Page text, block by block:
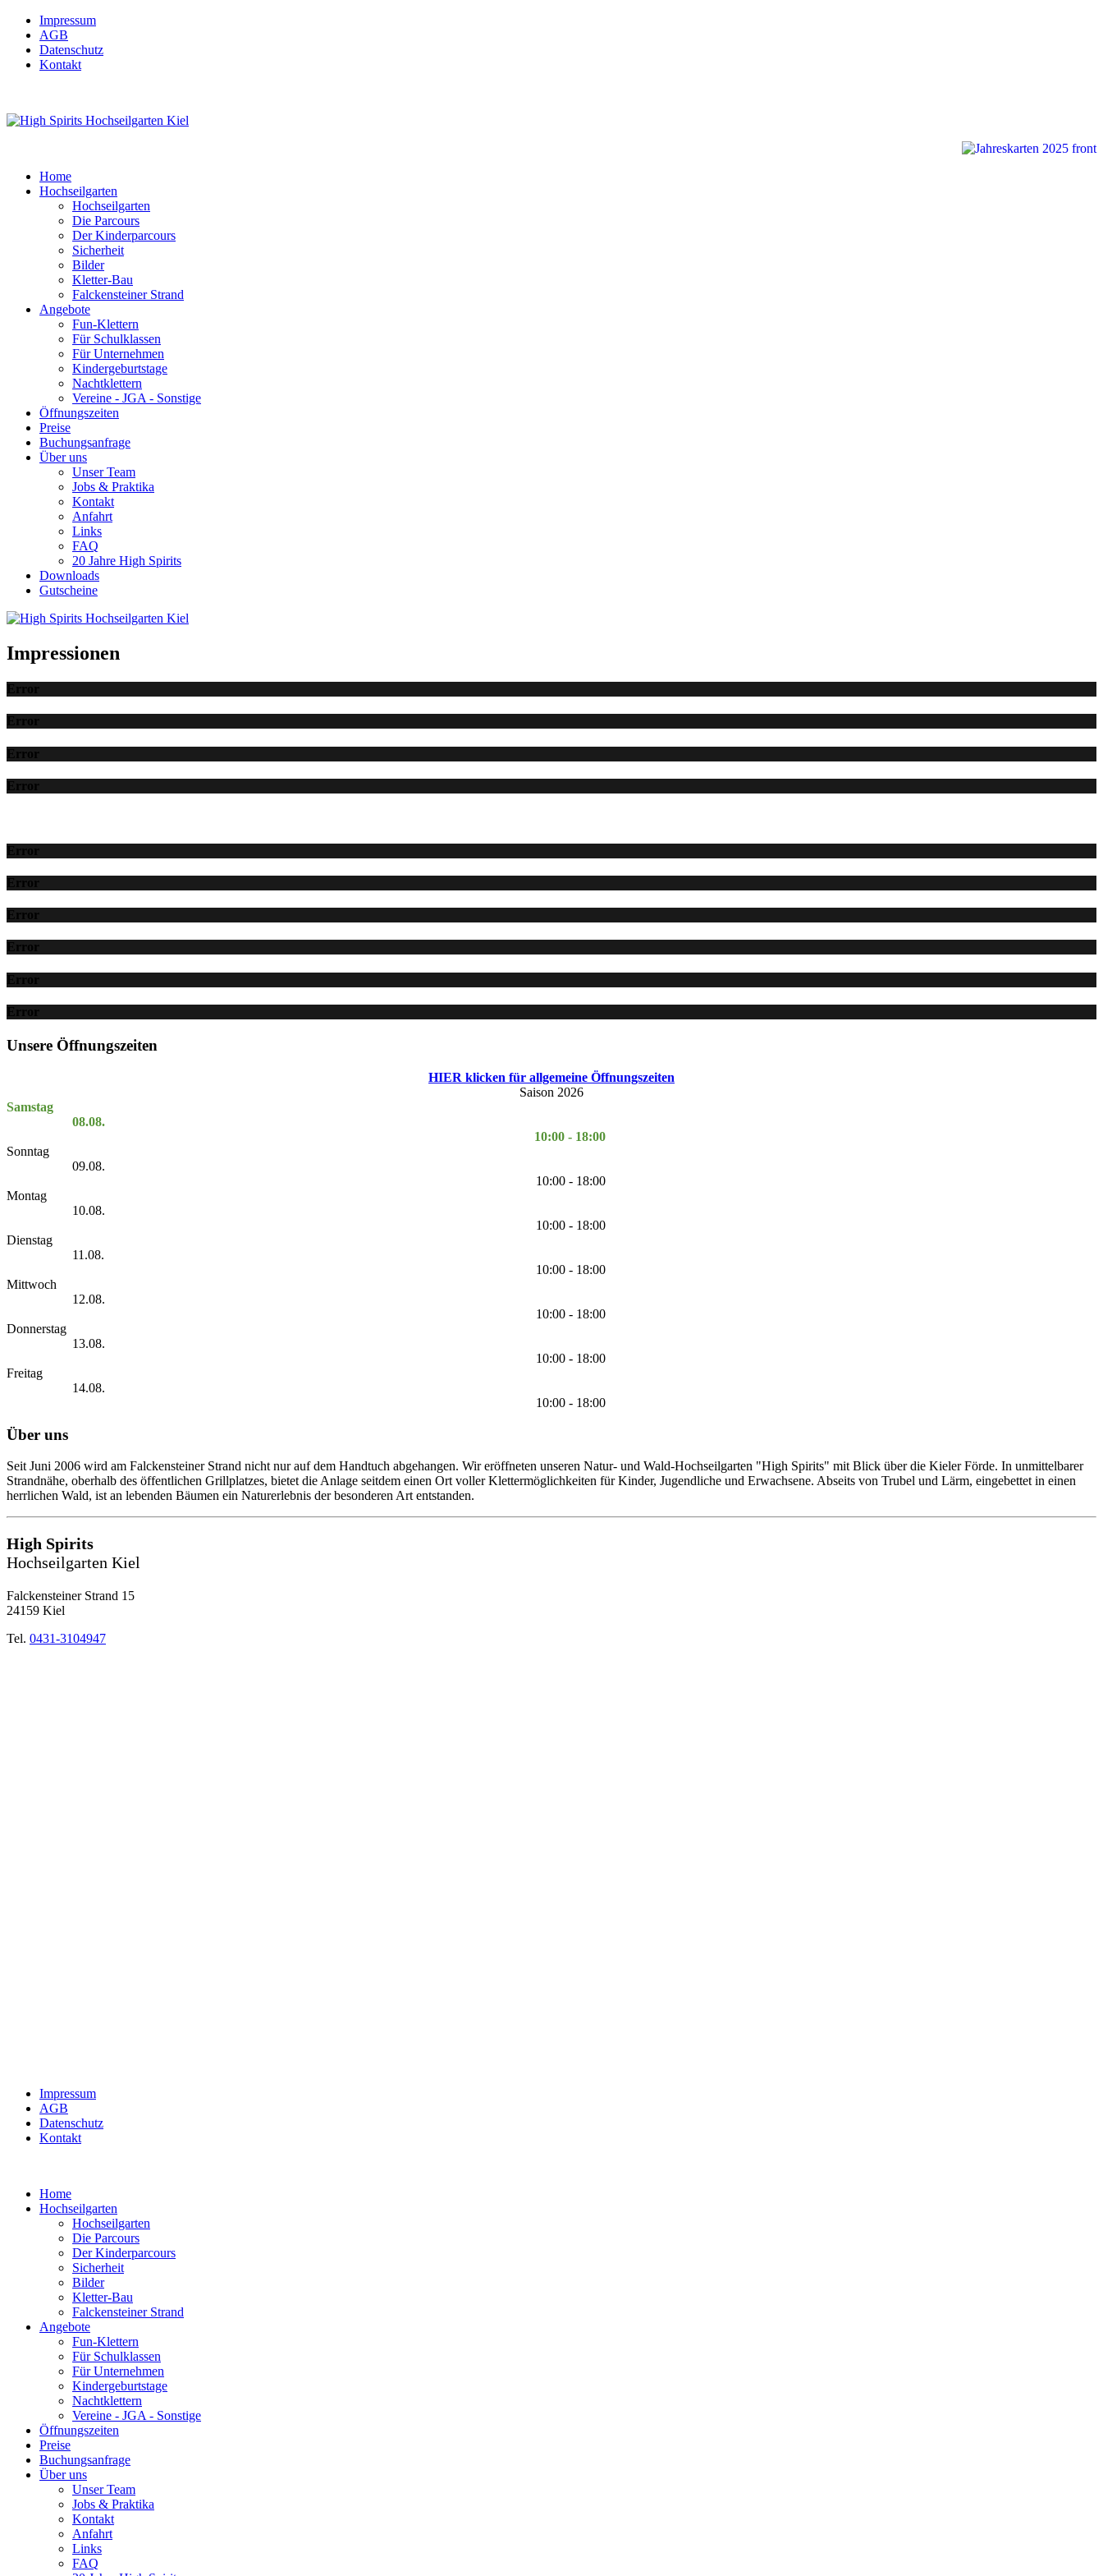
Impressum
AGB
Datenschutz
Kontakt
Home
Hochseilgarten
Hochseilgarten
Die Parcours
Der Kinderparcours
Sicherheit
Bilder
Kletter-Bau
Falckensteiner Strand
Angebote
Fun-Klettern
Für Schulklassen
Für Unternehmen
Kindergeburtstage
Nachtklettern
Vereine - JGA - Sonstige
Öffnungszeiten
Preise
Buchungsanfrage
Über uns
Unser Team
Jobs & Praktika
Kontakt
Anfahrt
Links
FAQ
20 Jahre High Spirits
Downloads
Gutscheine
Impressionen
Error
Error
Error
Error
Error
Error
Error
Error
Error
Error
Unsere Öffnungszeiten
HIER klicken für allgemeine Öffnungszeiten
Saison 2026
Samstag
08.08.
10:00 - 18:00
Sonntag
09.08.
10:00 - 18:00
Montag
10.08.
10:00 - 18:00
Dienstag
11.08.
10:00 - 18:00
Mittwoch
12.08.
10:00 - 18:00
Donnerstag
13.08.
10:00 - 18:00
Freitag
14.08.
10:00 - 18:00
Über uns
Seit Juni 2006 wird am Falckensteiner Strand nicht nur auf dem Handtuch abgehangen. Wir eröffneten unseren Natur- und Wald-Hochseilgarten "High Spirits" mit Blick über die Kieler Förde. In unmittelbarer
Strandnähe, oberhalb des öffentlichen Grillplatzes, bietet die Anlage seitdem einen Ort voller Klettermöglichkeiten für Kinder, Jugendliche und Erwachsene. Abseits von Trubel und Lärm, eingebettet in einen
herrlichen Wald, ist an lebenden Bäumen ein Naturerlebnis der besonderen Art entstanden.
High Spirits
Hochseilgarten Kiel
Falckensteiner Strand 15
24159 Kiel
Tel. 0431-3104947
Impressum
AGB
Datenschutz
Kontakt
Home
Hochseilgarten
Hochseilgarten
Die Parcours
Der Kinderparcours
Sicherheit
Bilder
Kletter-Bau
Falckensteiner Strand
Angebote
Fun-Klettern
Für Schulklassen
Für Unternehmen
Kindergeburtstage
Nachtklettern
Vereine - JGA - Sonstige
Öffnungszeiten
Preise
Buchungsanfrage
Über uns
Unser Team
Jobs & Praktika
Kontakt
Anfahrt
Links
FAQ